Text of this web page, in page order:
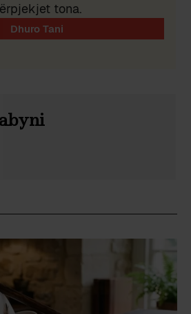
tona.